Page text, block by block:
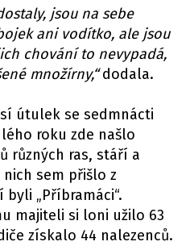
jsou na sebe
ani vodítko, ale jsou
chování to nevypadá,
množírny,“dodala.
útulek se sedmnácti
roku zde našlo
různých ras, stáří a
sem přišlo z
„Příbramáci“.
majiteli si loni užilo 63
získalo 44 nalezenců.